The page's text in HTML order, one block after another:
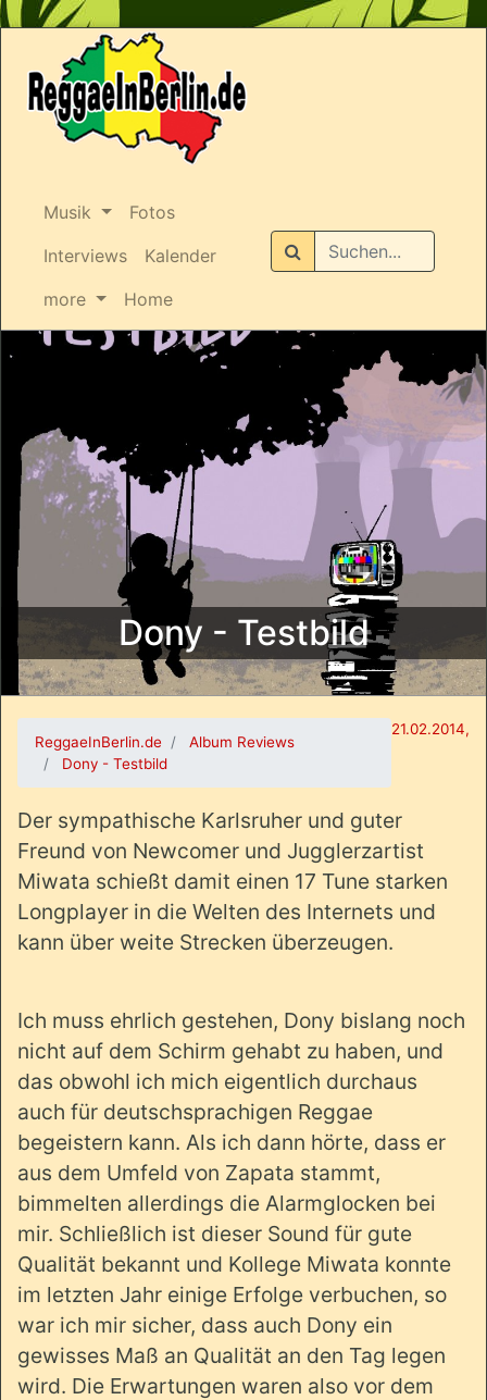
Musik
Fotos
Interviews
Kalender
more
Home
Suchen
Dony - Testbild
21.02.2014,
ReggaeInBerlin.de
Album Reviews
Dony - Testbild
Der sympathische Karlsruher und guter
Freund von Newcomer und Jugglerzartist
Miwata schießt damit einen 17 Tune starken
Longplayer in die Welten des Internets und
kann über weite Strecken überzeugen.
Ich muss ehrlich gestehen, Dony bislang noch
nicht auf dem Schirm gehabt zu haben, und
das obwohl ich mich eigentlich durchaus
auch für deutschsprachigen Reggae
begeistern kann. Als ich dann hörte, dass er
aus dem Umfeld von Zapata stammt,
bimmelten allerdings die Alarmglocken bei
mir. Schließlich ist dieser Sound für gute
Qualität bekannt und Kollege Miwata konnte
im letzten Jahr einige Erfolge verbuchen, so
war ich mir sicher, dass auch Dony ein
gewisses Maß an Qualität an den Tag legen
wird. Die Erwartungen waren also vor dem